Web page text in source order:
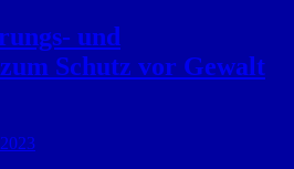
und
Schutz vor Gewalt